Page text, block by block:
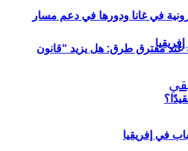
عند مفترق طرق: هل يزيد “قانون
في غانا ودورها في دعم مسار
في إفريقيا